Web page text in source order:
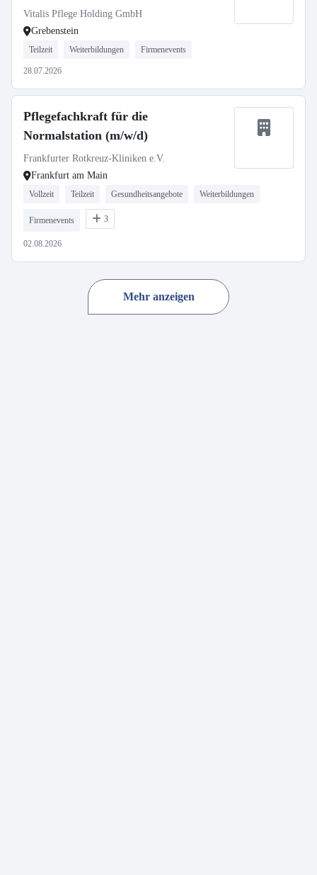
Vitalis Pflege Holding GmbH
Grebenstein
Teilzeit Weiterbildungen Firmenevents
28.07.2026
Pflegefachkraft für die
Normalstation (m/w/d)
Frankfurter Rotkreuz-Kliniken e.V.
Frankfurt am Main
Vollzeit Teilzeit Gesundheitsangebote Weiterbildungen
Firmenevents 3
02.08.2026
Mehr anzeigen